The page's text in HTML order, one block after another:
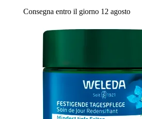
Consegna entro il giorno 12 agosto